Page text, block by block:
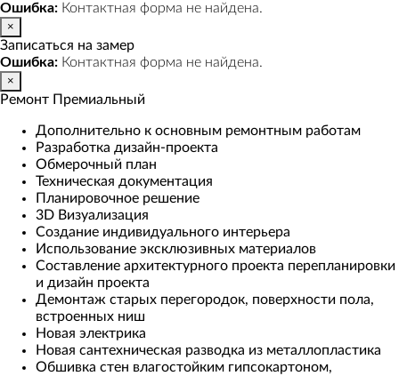
Ошибка: Контактная форма не найдена.
×
Записаться на замер
Ошибка: Контактная форма не найдена.
×
Ремонт Премиальный
Дополнительно к основным ремонтным работам
Разработка дизайн-проекта
Обмерочный план
Техническая документация
Планировочное решение
3D Визуализация
Создание индивидуального интерьера
Использование эксклюзивных материалов
Составление архитектурного проекта перепланировки
и дизайн проекта
Демонтаж старых перегородок, поверхности пола,
встроенных ниш
Новая электрика
Новая сантехническая разводка из металлопластика
Обшивка стен влагостойким гипсокартоном,